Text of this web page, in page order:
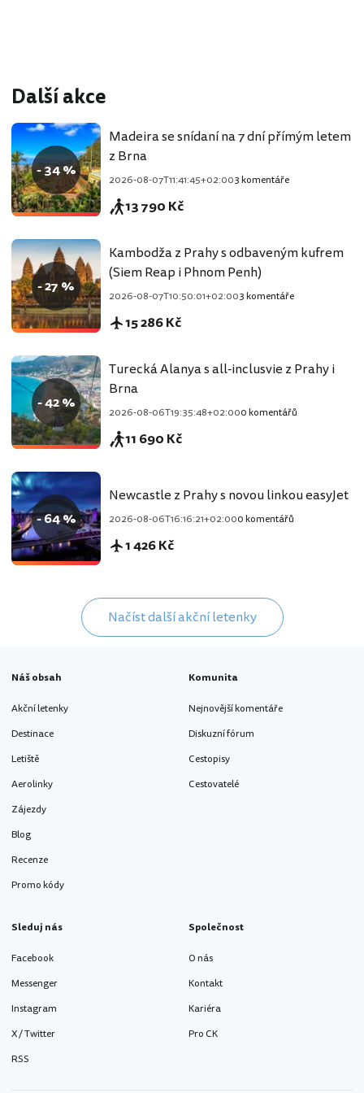
Další akce
- 34 %
Madeira se snídaní na 7 dní přímým letem
z Brna
2026-08-07T11:41:45+02:003 komentáře
13 790 Kč
- 27 %
Kambodža z Prahy s odbaveným kufrem
(Siem Reap i Phnom Penh)
2026-08-07T10:50:01+02:003 komentáře
15 286 Kč
- 42 %
Turecká Alanya s all-inclusvie z Prahy i
Brna
2026-08-06T19:35:48+02:000 komentářů
11 690 Kč
- 64 %
Newcastle z Prahy s novou linkou easyJet
2026-08-06T16:16:21+02:000 komentářů
1 426 Kč
Načíst další akční letenky
Náš obsah
Akční letenky
Destinace
Letiště
Aerolinky
Zájezdy
Blog
Recenze
Promo kódy
Komunita
Nejnovější komentáře
Diskuzní fórum
Cestopisy
Cestovatelé
Sleduj nás
Facebook
Messenger
Instagram
X / Twitter
RSS
Společnost
O nás
Kontakt
Kariéra
Pro CK